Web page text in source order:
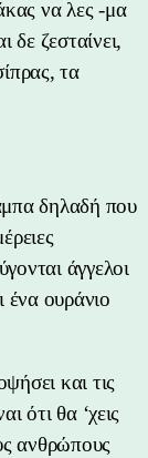
να λες -μα
ζεσταίνει,
τα
δηλαδή που
άγγελοι
ουράνιο
και τις
ότι θα ‘χεις
ανθρώπους